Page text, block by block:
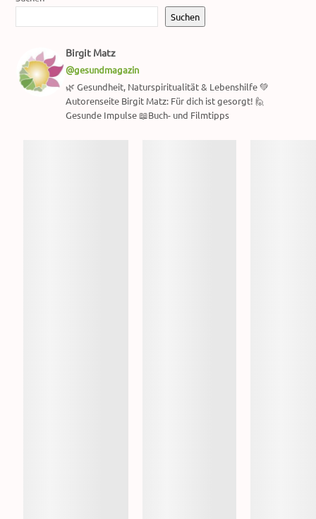
Suchen
Birgit Matz
@gesundmagazin
🌿 Gesundheit, Naturspiritualität & Lebenshilfe 💚
Autorenseite Birgit Matz: Für dich ist gesorgt! 🙋
Gesunde Impulse 📖Buch- und Filmtipps